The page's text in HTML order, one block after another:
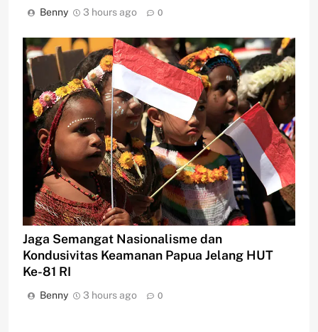
Benny 3 hours ago 0
Jaga Semangat Nasionalisme dan
Kondusivitas Keamanan Papua Jelang HUT
Ke-81 RI
Benny 3 hours ago 0